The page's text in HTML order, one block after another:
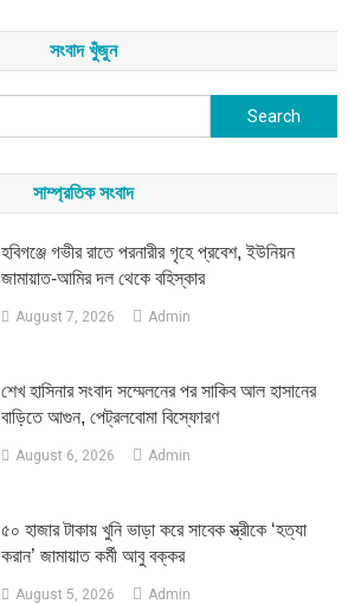
সংবাদ খুঁজুন
Search
সাম্প্রতিক সংবাদ
হবিগঞ্জে গভীর রাতে পরনারীর গৃহে প্রবেশ, ইউনিয়ন
জামায়াত-আমির দল থেকে বহিস্কার
August 7, 2026 Admin
শেখ হাসিনার সংবাদ সম্মেলনের পর সাকিব আল হাসানের
বাড়িতে আগুন, পেট্রলবোমা বিস্ফোরণ
August 6, 2026 Admin
৫০ হাজার টাকায় খুনি ভাড়া করে সাবেক স্ত্রীকে ‘হত্যা
করান’ জামায়াত কর্মী আবু বক্কর
August 5, 2026 Admin